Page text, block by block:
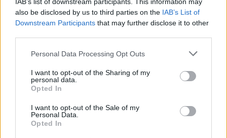
also be disclosed by us to third parties on the IAB’s List of
Downstream Participants that may further disclose it to other
Please note that this website/app uses one or more Google
not limited to your visit or usage behaviour. You may click to
grant or deny consent to Google and its third-party tags to
use your data for below specified purposes in below Google
consent section.
Personal Data Processing Opt Outs
I want to opt-out of the Sharing of my
personal data.
Opted In
I want to opt-out of the Sale of my
Personal Data.
Opted In